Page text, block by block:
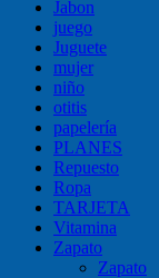
Jabon
juego
Juguete
mujer
niño
otitis
papelería
PLANES
Repuesto
Ropa
TARJETA
Vitamina
Zapato
Zapato